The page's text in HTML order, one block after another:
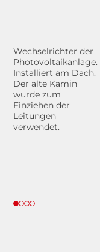
Wechselrichter der
Photovoltaikanlage.
Installiert am Dach.
Der alte Kamin
wurde zum
Einziehen der
Leitungen
verwendet.